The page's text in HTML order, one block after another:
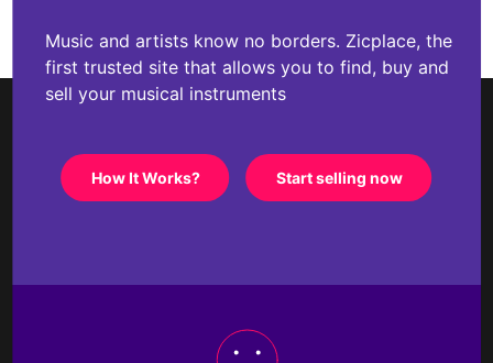
Music and artists know no borders. Zicplace, the
first trusted site that allows you to find, buy and
sell your musical instruments
How It Works? Start selling now